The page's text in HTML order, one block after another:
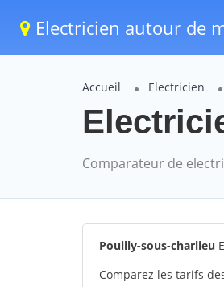
Electricien autour de
Accueil Electricien
Comparateur de
Pouilly-sous-charlieu
Comparez les tarifs